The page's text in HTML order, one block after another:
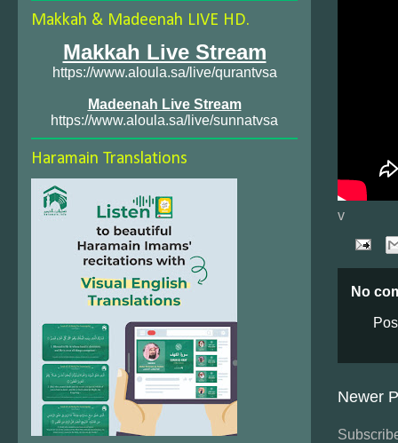
v
No
Newer
Makkah & Madeenah LIVE HD.
Makkah Live Stream
https://www.aloula.sa/live/qurantvsa
Madeenah Live Stream
https://www.aloula.sa/live/sunnatvsa
Haramain Translations